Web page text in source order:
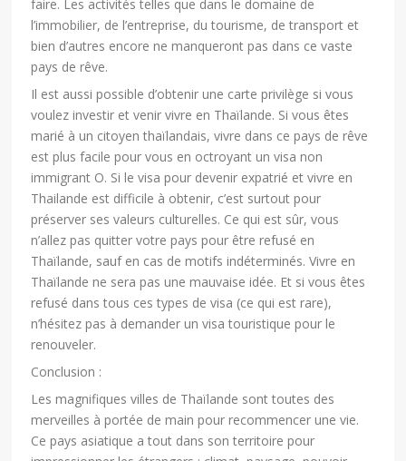
faire. Les activités telles que dans le domaine de
l’immobilier, de l’entreprise, du tourisme, de transport et
bien d’autres encore ne manqueront pas dans ce vaste
pays de rêve.
Il est aussi possible d’obtenir une carte privilège si vous
voulez investir et venir vivre en Thaïlande. Si vous êtes
marié à un citoyen thaïlandais, vivre dans ce pays de rêve
est plus facile pour vous en octroyant un visa non
immigrant O. Si le visa pour devenir expatrié et vivre en
Thailande est difficile à obtenir, c’est surtout pour
préserver ses valeurs culturelles. Ce qui est sûr, vous
n’allez pas quitter votre pays pour être refusé en
Thaïlande, sauf en cas de motifs indéterminés. Vivre en
Thaïlande ne sera pas une mauvaise idée. Et si vous êtes
refusé dans tous ces types de visa (ce qui est rare),
n’hésitez pas à demander un visa touristique pour le
renouveler.
Conclusion :
Les magnifiques villes de Thaïlande sont toutes des
merveilles à portée de main pour recommencer une vie.
Ce pays asiatique a tout dans son territoire pour